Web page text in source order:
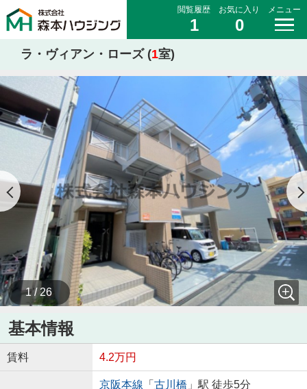
閲覧履歴
1
お気に入り
0
メニュー
ラ・ヴィアン・ローズ (1室)
1 / 26
基本情報
賃料 4.2万円
京阪本線 「 古川橋 」駅 徒歩5分